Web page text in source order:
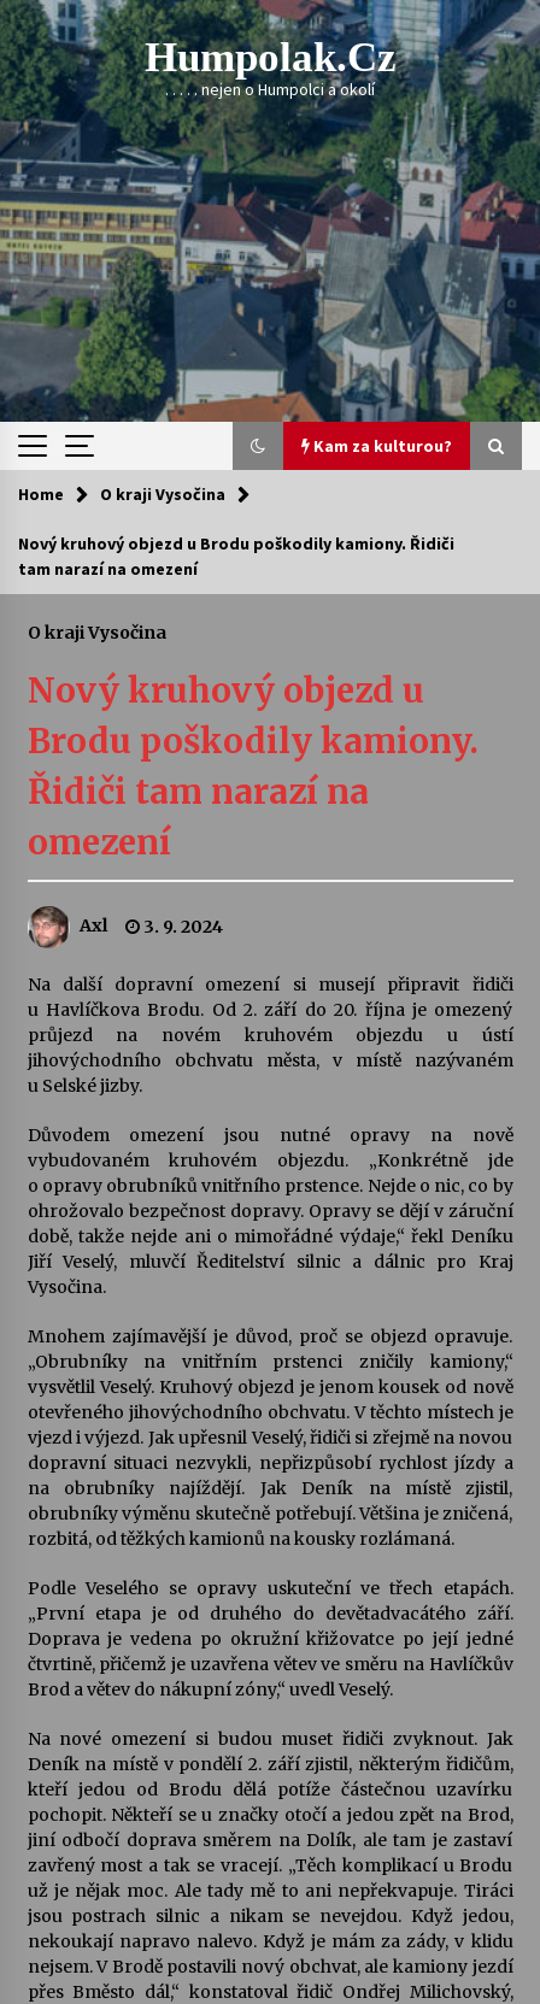
Skip
to
content
Humpolak.cz
. . . . . nejen o Humpolci a okolí
Kam za kulturou?
Kam za kulturou?
Vernisáž výstavy Josefíny Duškové: Stávám se
30. 7. 2026
Veselí muzikanti
šedesátka: 28. 7.–1. 8. 2026
Letní koncerty ve Stromovce: Kolchoz a
Jenakaši
28. 7. 2026
Votavžatský ploty
23. 7. 2026
Letní koncerty ve Stromovce: Rufus Miller
22. 7. 2026
Vysočinka
17. 7. 2026
Ozvěny prázdnin
14. 7. 2026
odkaz Josefa Čapka
13. 7. 2026
Varhanní recitál Michala Novenka v Klášteře
Želiv
Petr Adamec – Malovaný svět
30. 6. 2026
Home O kraji Vysočina
Nový kruhový objezd u Brodu poškodily kamiony. Řidiči
tam narazí na omezení
O kraji Vysočina
Nový kruhový objezd u
Brodu poškodily kamiony.
Řidiči tam narazí na
omezení
Axl 3. 9. 2024
Na další dopravní omezení si musejí připravit řidiči
u Havlíčkova Brodu. Od 2. září do 20. října je omezený
průjezd na novém kruhovém objezdu u ústí
jihovýchodního obchvatu města, v místě nazývaném
u Selské jizby.
Důvodem omezení jsou nutné opravy na nově
vybudovaném kruhovém objezdu. „Konkrétně jde
o opravy obrubníků vnitřního prstence. Nejde o nic, co by
ohrožovalo bezpečnost dopravy. Opravy se dějí v záruční
době, takže nejde ani o mimořádné výdaje,“ řekl Deníku
Jiří Veselý, mluvčí Ředitelství silnic a dálnic pro Kraj
Vysočina.
Mnohem zajímavější je důvod, proč se objezd opravuje.
„Obrubníky na vnitřním prstenci zničily kamiony,“
vysvětlil Veselý. Kruhový objezd je jenom kousek od nově
otevřeného jihovýchodního obchvatu. V těchto místech je
vjezd i výjezd. Jak upřesnil Veselý, řidiči si zřejmě na novou
dopravní situaci nezvykli, nepřizpůsobí rychlost jízdy a
na obrubníky najíždějí. Jak Deník na místě zjistil,
obrubníky výměnu skutečně potřebují. Většina je zničená,
rozbitá, od těžkých kamionů na kousky rozlámaná.
Podle Veselého se opravy uskuteční ve třech etapách.
„První etapa je od druhého do devětadvacátého září.
Doprava je vedena po okružní křižovatce po její jedné
čtvrtině, přičemž je uzavřena větev ve směru na Havlíčkův
Brod a větev do nákupní zóny,“ uvedl Veselý.
Na nové omezení si budou muset řidiči zvyknout. Jak
Deník na místě v pondělí 2. září zjistil, některým řidičům,
kteří jedou od Brodu dělá potíže částečnou uzavírku
pochopit. Někteří se u značky otočí a jedou zpět na Brod,
jiní odbočí doprava směrem na Dolík, ale tam je zastaví
zavřený most a tak se vracejí. „Těch komplikací u Brodu
už je nějak moc. Ale tady mě to ani nepřekvapuje. Tiráci
jsou postrach silnic a nikam se nevejdou. Když jedou,
nekoukají napravo nalevo. Když je mám za zády, v klidu
nejsem. V Brodě postavili nový obchvat, ale kamiony jezdí
přes Bměsto dál,“ konstatoval řidič Ondřej Milichovský,